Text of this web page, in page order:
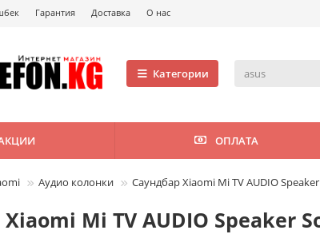
Гарантия Доставка О нас
Категории
ОПЛАТА
Аудио колонки Саундбар Xiaomi Mi TV AUDIO
Mi TV AUDIO Speaker